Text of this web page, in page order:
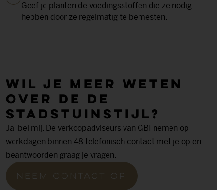
Geef je planten de voedingsstoffen die ze nodig
hebben door ze regelmatig te bemesten.
Wil je meer weten
over de De
stadstuin­stijl?
Ja, bel mij. De verkoopadviseurs van GBI nemen op
werkdagen binnen 48 telefonisch contact met je op en
beantwoorden graag je vragen.
Neem contact op